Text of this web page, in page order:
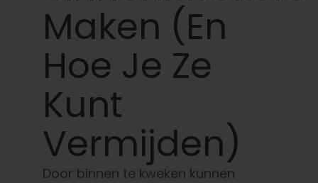
Behoud van Caribische genetica
Neem contact op met
Winkel op
Nederlands
Maken (en
Hoe Je Ze
Kunt
Vermijden)
Door binnen te kweken kunnen